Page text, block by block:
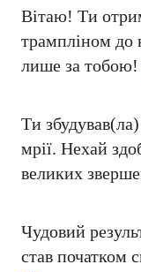
Вітаю! Ти
трампліном до
лише за тобою!
Ти
мрії. Нехай
великих
Чудовий
став початком